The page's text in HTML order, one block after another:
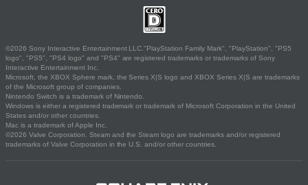
©2026 Sony Interactive Entertainment LLC."PlayStation Family Mark", "PlayStation", "PS5
logo", "PS5", "PS4 logo" and "PS4" are registered trademarks or trademarks of Sony
Interactive Entertainment Inc.
Microsoft, the XBOX Sphere mark, the Series X|S logo and XBOX Series X|S are trademarks
of the Microsoft group of companies.
Nintendo Switch is a trademark of Nintendo.
Windows is either a registered trademark or trademark of Microsoft Corporation in the United
States and/or other countries.
Mac is a trademark of Apple Inc.
©2026 Valve Corporation. Steam and the Steam logo are trademarks and/or registered
trademarks of Valve Corporation in the U.S. and/or other countries.